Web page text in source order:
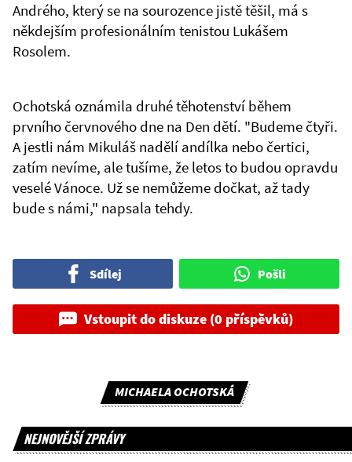
Andrého, který se na sourozence jistě těšil, má s
někdejším profesionálním tenistou Lukášem
Rosolem.
Ochotská oznámila druhé těhotenství během
prvního červnového dne na Den dětí. "Budeme čtyři.
A jestli nám Mikuláš nadělí andílka nebo čertici,
zatím nevíme, ale tušíme, že letos to budou opravdu
veselé Vánoce. Už se nemůžeme dočkat, až tady
bude s námi," napsala tehdy.
Sdílej Pošli
Vstoupit do diskuze (0 příspěvků)
MICHAELA OCHOTSKÁ
NEJNOVĚJŠÍ ZPRÁVY